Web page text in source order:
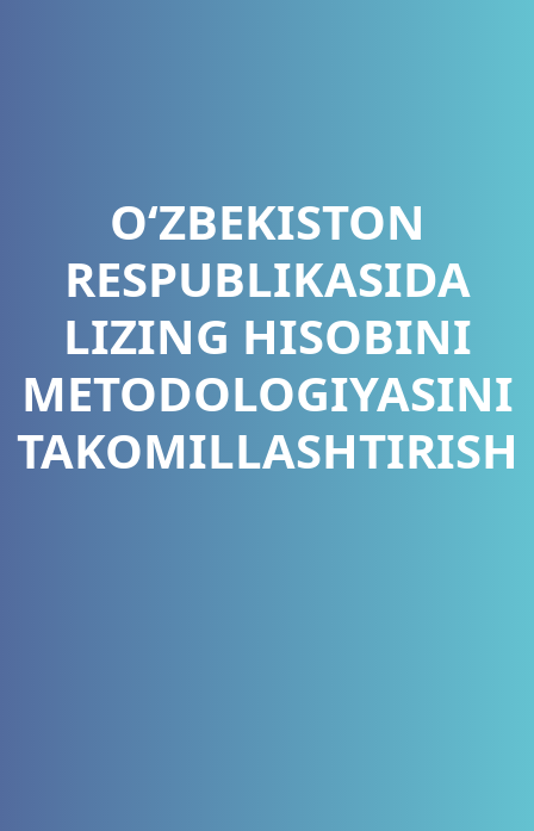
O‘ZBEKISTON
RESPUBLIKASIDA
LIZING HISOBINI
METODOLOGIYASINI
TAKOMILLASHTIRISH